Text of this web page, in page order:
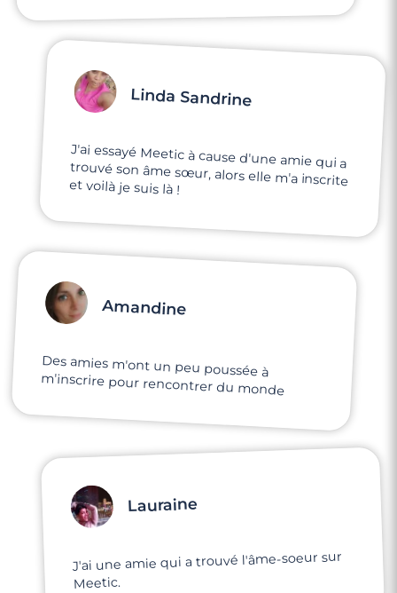
Linda Sandrine
J'ai essayé Meetic à cause d'une amie qui a
trouvé son âme sœur, alors elle m'a inscrite
et voilà je suis là !
Amandine
Des amies m'ont un peu poussée à
m'inscrire pour rencontrer du monde
Lauraine
J'ai une amie qui a trouvé l'âme-soeur sur
Meetic.